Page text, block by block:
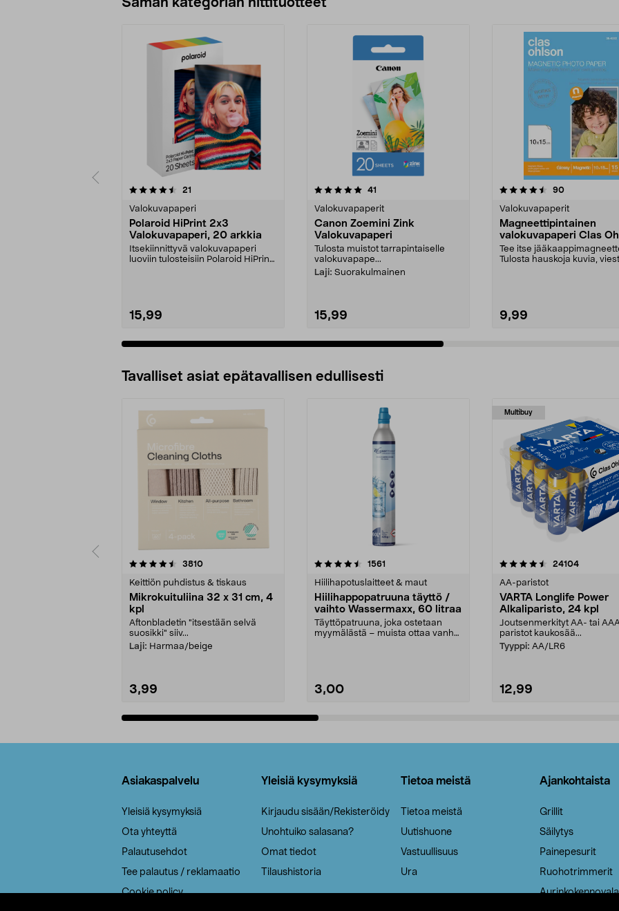
21
Valokuvapaperi
Polaroid HiPrint 2x3
Valokuvapaperi, 20 arkkia
Itsekiinnittyvä valokuvapaperi
luoviin tulosteisiin Polaroid HiPrint
15,99
5.0 viidestä
41
Valokuvapaperit
Canon Zoemini Zink
Valokuvapaperi
Tulosta muistot tarrapintaiselle
valokuvapape...
Laji: Suorakulmainen
15,99
4.5 viidestä
90arvostelut
Valokuvapaperit
Magneettipintainen
valokuvapaperi Clas
Tee itse
Tulosta hauskoja kuvia,
9,99
5.0 viidestä
Tavalliset asiat epätavallisen edullisesti
3810arvostelut
Keittiön puhdistus & tiskaus
Mikrokuituliina 32 x 31 cm, 4
kpl
Aftonbladetin "itsestään selvä
suosikki" siiv...
Laji: Harmaa/beige
3,99
4.5viidestä
1561
Hiilihapotuslaitteet & maut
Hiilihappopatruuna täyttö /
vaihto Wassermaxx, 60 litraa
Täyttöpatruuna, joka ostetaan
myymälästä – muista ottaa vanha
3,00
Multibuy
4.5viidestä
24104arvostelut
AA-paristot
VARTA Longlife Power
Alkaliparisto, 24 kpl
Joutsenmerkityt AA- tai
paristot kaukosää...
Tyyppi: AA/LR6
12,99
4.5viidestä
Asiakaspalvelu
Yleisiä kysymyksiä
Ota yhteyttä
Palautusehdot
Tee palautus / reklamaatio
Cookie policy
Yleisiä kysymyksiä
Kirjaudu sisään/Rekisteröidy
Unohtuiko salasana?
Omat tiedot
Tilaushistoria
Tietoa meistä
Tietoa meistä
Uutishuone
Vastuullisuus
Ura
Ajankohtaista
Grillit
Säilytys
Painepesurit
Ruohotrimmerit